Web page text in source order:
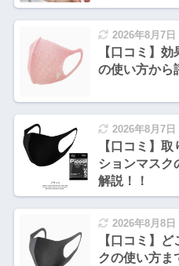
2026年8月7日
【口コミ】
の使い方から
2026年8月7日
【口コミ】
ションマスク
解説！！
2026年8月8日
【口コミ】
クの使い方ま